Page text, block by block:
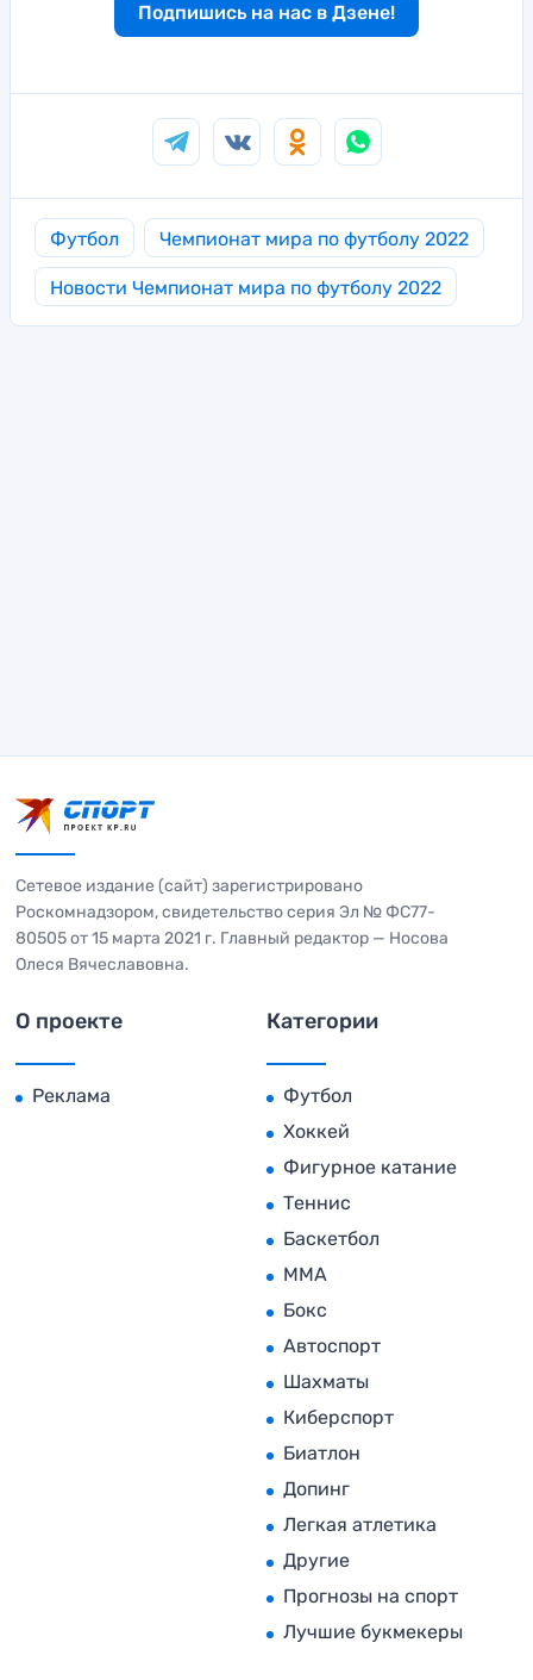
Подпишись на нас в Дзене!
Футбол Чемпионат мира по футболу 2022
Новости Чемпионат мира по футболу 2022
Сетевое издание (сайт) зарегистрировано
Роскомнадзором, свидетельство серия Эл № ФС77-
80505 от 15 марта 2021 г. Главный редактор — Носова
Олеся Вячеславовна.
О проекте
Реклама
Категории
Футбол
Хоккей
Фигурное катание
Теннис
Баскетбол
MMA
Бокс
Автоспорт
Шахматы
Киберспорт
Биатлон
Допинг
Легкая атлетика
Другие
Прогнозы на спорт
Лучшие букмекеры